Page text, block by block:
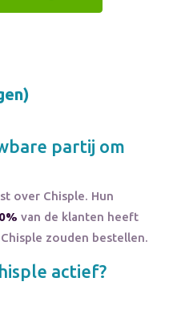
partij om
over Chisple. Hun
van de klanten heeft
zouden bestellen.
actief?